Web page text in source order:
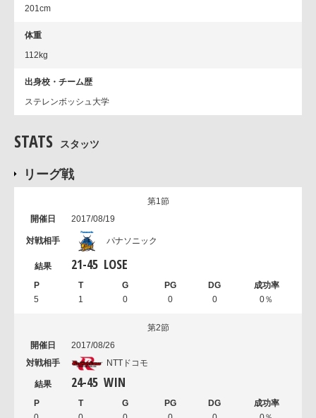
201cm
体重
112kg
出身校・チーム歴
ステレンボッシュ大学
STATS スタッツ
リーグ戦
第1節
2017/08/19
パナソニック
21-45 LOSE
5 1 0 0 0 0％
第2節
2017/08/26
NTTドコモ
24-45 WIN